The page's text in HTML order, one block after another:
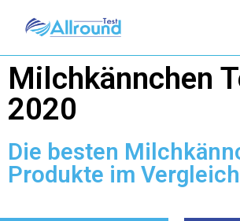
Milchkännchen
2020
Die besten
Produkte im Vergleich